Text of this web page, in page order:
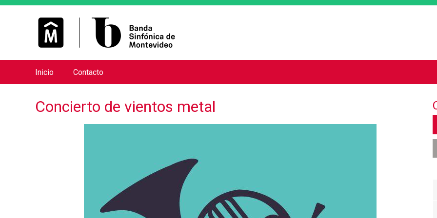
Concierto de vientos metal
n
Inicio Contacto